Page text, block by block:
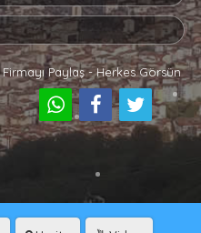
Firmayı Paylaş - Herkes Görsün